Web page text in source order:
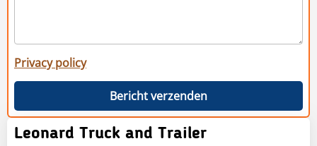
Privacy policy
Bericht verzenden
Leonard Truck and Trailer